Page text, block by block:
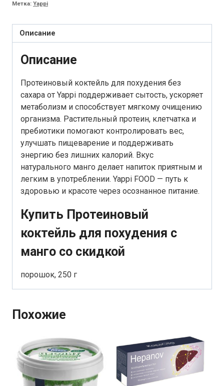
Метка: Yappi
Описание
Описание
Протеиновый коктейль для похудения без
сахара от Yappi поддерживает сытость, ускоряет
метаболизм и способствует мягкому очищению
организма. Растительный протеин, клетчатка и
пребиотики помогают контролировать вес,
улучшать пищеварение и поддерживать
энергию без лишних калорий. Вкус
натурального манго делает напиток приятным и
легким в употреблении. Yappi FOOD — путь к
здоровью и красоте через осознанное питание.
Купить Протеиновый
коктейль для похудения с
манго со скидкой
порошок, 250 г
Похожие